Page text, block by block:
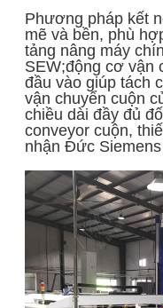
Phương pháp kết
mẽ và bền, phù
tảng nâng máy
SEW;động cơ vận
đầu vào giúp tách
vận chuyển cuộn
chiều dài đầy đủ
conveyor cuộn,
nhận Đức